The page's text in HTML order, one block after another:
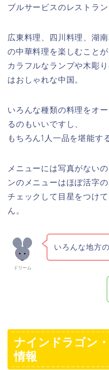
ブルサービスのレストラン
広東料理、四川料理、湖
の中華料理を楽しむことが
カラフルなランプや木彫
はおしゃれな中国。
いろんな種類の料理をオ
るのもいいですし、
もちろん1人一品を堪能す
メニューには写真がない
ンのメニューはほぼ活字
チェックして目星をつけ
ん。
ドリーム
いろんな地方
ナインドラゴン
情報